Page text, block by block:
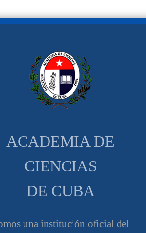
ACADEMIA DE
CIENCIAS
DE CUBA
una institución oficial del